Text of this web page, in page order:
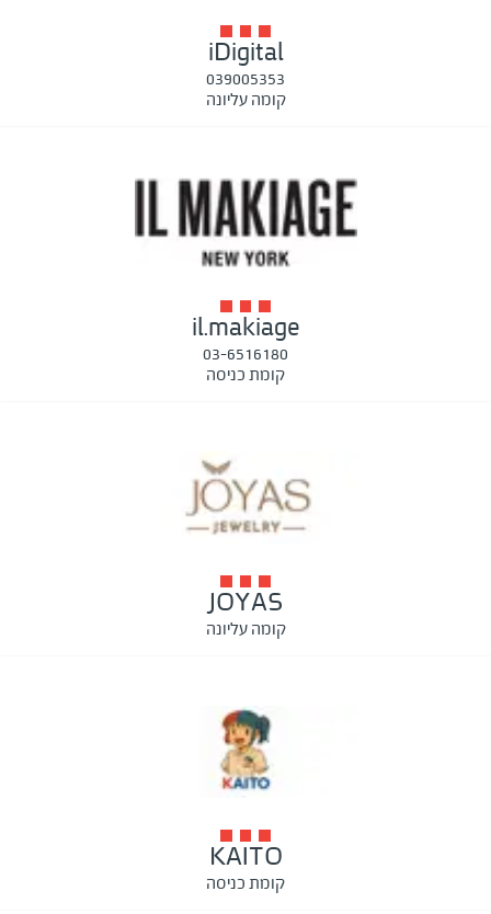
iDigital
039005353
קומה עליונה
il.makiage
03-6516180
קומת כניסה
JOYAS
קומה עליונה
KAITO
קומת כניסה